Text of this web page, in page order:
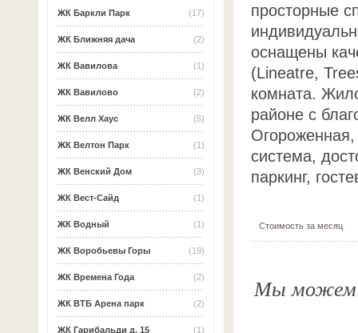
(17)
ЖК Баркли Парк
(2)
ЖК Ближняя дача
(1)
ЖК Вавилова
(2)
ЖК Вавилово
(5)
ЖК Велл Хаус
(1)
ЖК Велтон Парк
(3)
ЖК Венский Дом
(1)
ЖК Вест-Сайд
(1)
ЖК Водный
(19)
ЖК Воробьевы Горы
(2)
ЖК Времена Года
(2)
ЖК ВТБ Арена парк
(1)
ЖК Гарибальди д. 15
просторные
оснащены
(Lineatre,
комната.
районе с
Огороженная,
система,
паркинг,
Стоимость за месяц
Мы можем